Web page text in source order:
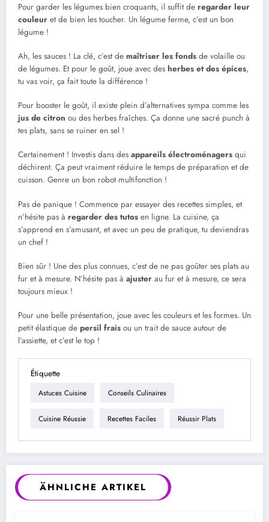
Pour garder les légumes bien croquants, il suffit de regarder leur
couleur et de bien les toucher. Un légume ferme, c’est un bon
légume !
Ah, les sauces ! La clé, c’est de maîtriser les fonds de volaille ou
de légumes. Et pour le goût, joue avec des herbes et des épices,
tu vas voir, ça fait toute la différence !
Pour booster le goût, il existe plein d’alternatives sympa comme les
jus de citron ou des herbes fraîches. Ça donne une sacré punch à
tes plats, sans se ruiner en sel !
Certainement ! Investis dans des appareils électroménagers qui
déchirent. Ça peut vraiment réduire le temps de préparation et de
cuisson. Genre un bon robot multifonction !
Pas de panique ! Commence par essayer des recettes simples, et
n’hésite pas à regarder des tutos en ligne. La cuisine, ça
s’apprend en s’amusant, et avec un peu de pratique, tu deviendras
un chef !
Bien sûr ! Une des plus connues, c’est de ne pas goûter ses plats au
fur et à mesure. N’hésite pas à ajuster au fur et à mesure, ce sera
toujours mieux !
Pour une belle présentation, joue avec les couleurs et les formes. Un
petit élastique de persil frais ou un trait de sauce autour de
l’assiette, et c’est le top !
Étiquette
Astuces Cuisine Conseils Culinaires
Cuisine Réussie Recettes Faciles Réussir Plats
ÄHNLICHE ARTIKEL